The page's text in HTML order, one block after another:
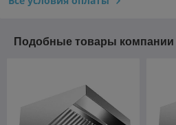
Подобные товары компании